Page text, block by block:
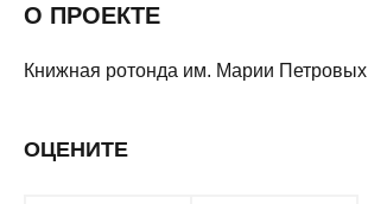
О ПРОЕКТЕ
Книжная ротонда им. Марии Петровых
ОЦЕНИТЕ